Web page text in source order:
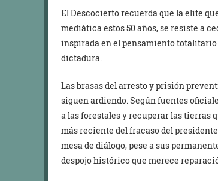
El Descocierto recuerda que la elite
mediática estos 50 años, se resiste a
inspirada en el pensamiento totalitario
dictadura.
Las brasas del arresto y prisión
siguen ardiendo. Según fuentes
a las forestales y recuperar las tierras
más reciente del fracaso del
mesa de diálogo, pese a sus
despojo histórico que merece